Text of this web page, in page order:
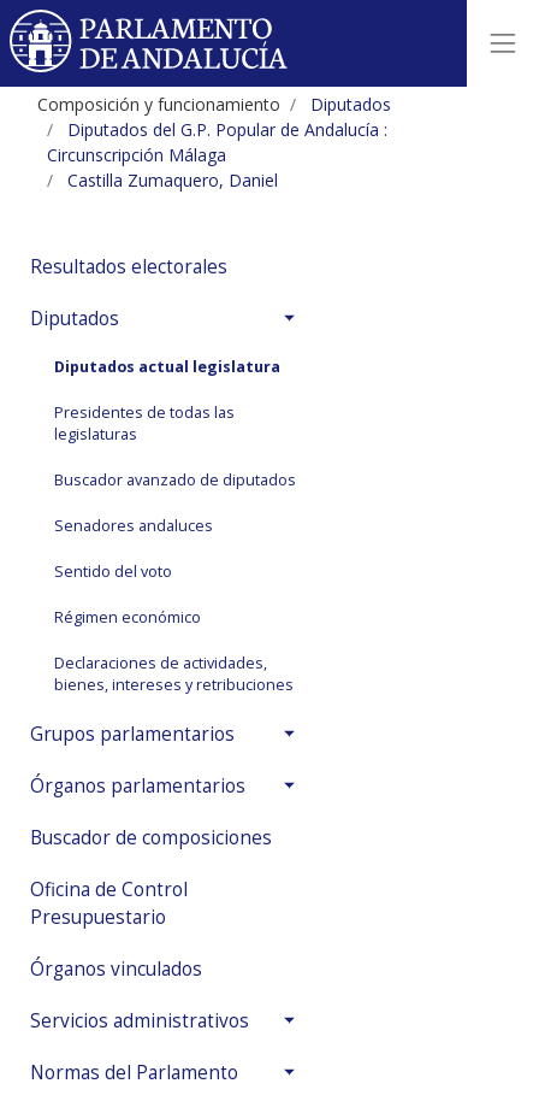
Composición y funcionamiento
Diputados
Diputados del G.P. Popular de Andalucía :
Circunscripción Málaga
Castilla Zumaquero, Daniel
Resultados electorales
Diputados
Diputados actual legislatura
Presidentes de todas las
legislaturas
Buscador avanzado de diputados
Senadores andaluces
Sentido del voto
Régimen económico
Declaraciones de actividades,
bienes, intereses y retribuciones
Grupos parlamentarios
Órganos parlamentarios
Buscador de composiciones
Oficina de Control
Presupuestario
Órganos vinculados
Servicios administrativos
Normas del Parlamento